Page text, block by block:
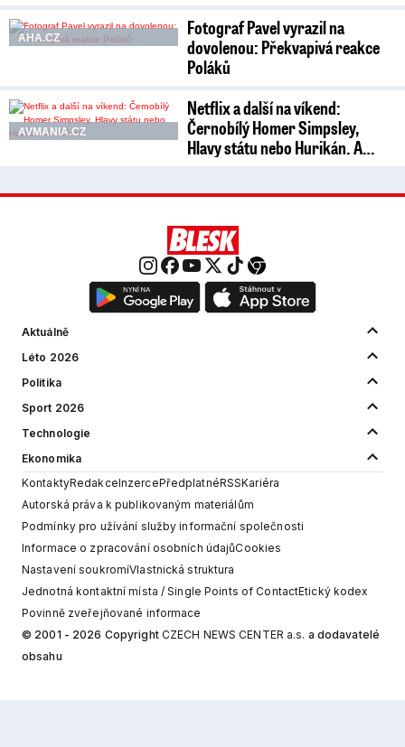
AHA.CZ
Fotograf Pavel vyrazil na
dovolenou: Překvapivá reakce
Poláků
AVMANIA.CZ
Netflix a další na víkend:
Černobílý Homer Simpsley,
Hlavy státu nebo Hurikán. A…
Aktuálně
Léto 2026
Politika
Sport 2026
Technologie
Ekonomika
KontaktyRedakceInzercePředplatnéRSSKariéra
Autorská práva k publikovaným materiálům
Podmínky pro užívání služby informační společnosti
Informace o zpracování osobních údajůCookies
Nastavení soukromíVlastnická struktura
Jednotná kontaktní místa / Single Points of ContactEtický kodex
Povinně zveřejňované informace
© 2001 - 2026 Copyright CZECH NEWS CENTER a.s. a dodavatelé
obsahu